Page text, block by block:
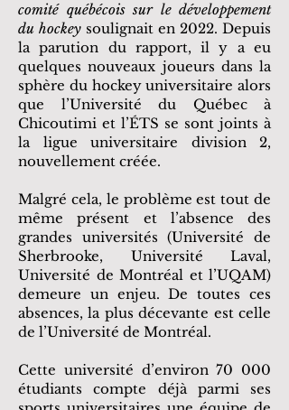
comité québécois sur le développement
du hockey soulignait en 2022. Depuis
la parution du rapport, il y a eu
quelques nouveaux joueurs dans la
sphère du hockey universitaire alors
que l’Université du Québec à
Chicoutimi et l’ÉTS se sont joints à
la ligue universitaire division 2,
nouvellement créée.
Malgré cela, le problème est tout de
même présent et l’absence des
grandes universités (Université de
Sherbrooke, Université Laval,
Université de Montréal et l’UQAM)
demeure un enjeu. De toutes ces
absences, la plus décevante est celle
de l’Université de Montréal.
Cette université d’environ 70 000
étudiants compte déjà parmi ses